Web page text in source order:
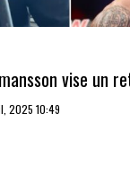
vise un
2025 10:49